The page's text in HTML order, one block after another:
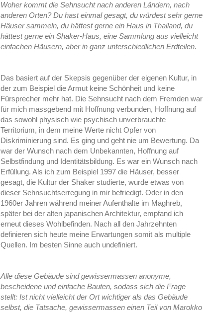
Woher kommt die Sehnsucht nach anderen Ländern, nach
anderen Orten? Du hast einmal gesagt, du würdest sehr gerne
Häuser sammeln, du hättest gerne ein Haus in Thailand, du
hättest gerne ein Shaker-Haus, eine Sammlung aus vielleicht
einfachen Häusern, aber in ganz unterschiedlichen Erdteilen.
Das basiert auf der Skepsis gegenüber der eigenen Kultur, in
der zum Beispiel die Armut keine Schönheit und keine
Fürsprecher mehr hat. Die Sehnsucht nach dem Fremden war
für mich massgebend mit Hoffnung verbunden, Hoffnung auf
das sowohl physisch wie psychisch unverbrauchte
Territorium, in dem meine Werte nicht Opfer von
Diskriminierung sind. Es ging und geht nie um Bewertung. Da
war der Wunsch nach dem Unbekannten, Hoffnung auf
Selbstfindung und Identitätsbildung. Es war ein Wunsch nach
Erfüllung. Als ich zum Beispiel 1997 die Häuser, besser
gesagt, die Kultur der Shaker studierte, wurde etwas von
dieser Sehnsuchtserregung in mir befriedigt. Oder in den
1960er Jahren während meiner Aufenthalte im Maghreb,
später bei der alten japanischen Architektur, empfand ich
erneut dieses Wohlbefinden. Nach all den Jahrzehnten
definieren sich heute meine Erwartungen somit als multiple
Quellen. Im besten Sinne auch undefiniert.
Alle diese Gebäude sind gewissermassen anonyme,
bescheidene und einfache Bauten, sodass sich die Frage
stellt: Ist nicht vielleicht der Ort wichtiger als das Gebäude
selbst, die Tatsache, gewissermassen einen Teil von Marokko